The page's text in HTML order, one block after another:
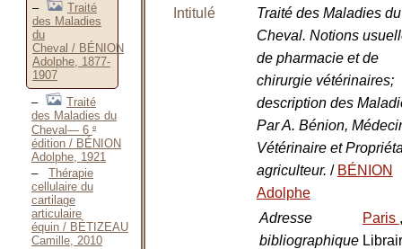
Traité
des Maladies
du
Cheval / BÉNION
Adolphe, 1877-
1907
Traité
des Maladies du
Cheval— 6 e
édition / BÉNION
Adolphe, 1921
Thérapie
cellulaire du
cartilage
articulaire
équin / BÉTIZEAU
Camille, 2010
Intitulé
Traité des Maladies du
Cheval. Notions
de pharmacie et de
chirurgie vétérinaires;
description des
Par A. Bénion,
Vétérinaire et
agriculteur. / BÉNION
Adolphe
Adresse
bibliographique
Paris ,